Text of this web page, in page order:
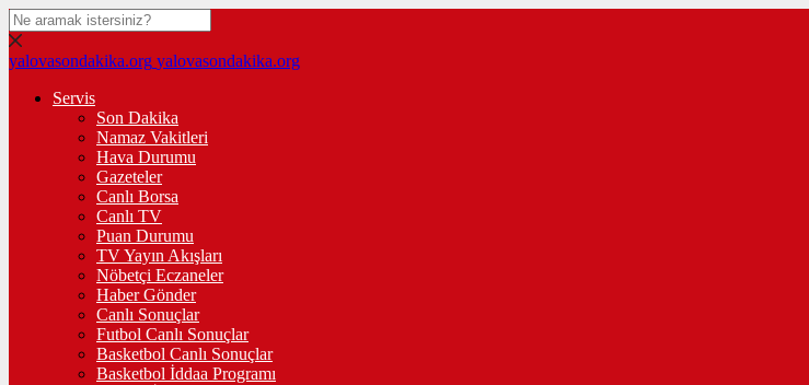
yalovasondakika.org yalovasondakika.org
Servis
Son Dakika
Namaz Vakitleri
Hava Durumu
Gazeteler
Canlı Borsa
Canlı TV
Puan Durumu
TV Yayın Akışları
Nöbetçi Eczaneler
Haber Gönder
Canlı Sonuçlar
Futbol Canlı Sonuçlar
Basketbol Canlı Sonuçlar
Basketbol İddaa Programı